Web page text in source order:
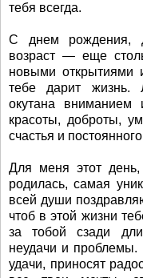
тебя всегда.
С днем рождения,
возраст — еще
новыми открытиями
тебе дарит жизнь.
окутана вниманием
красоты, доброты,
счастья и
Для меня этот
родилась, самая
всей души
чтоб в этой жизни
за тобой сзади
неудачи и проблемы.
удачи, приносят